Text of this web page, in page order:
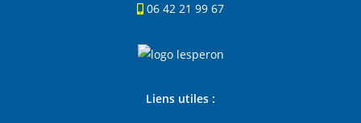
06 42 21 99 67
Liens utiles :